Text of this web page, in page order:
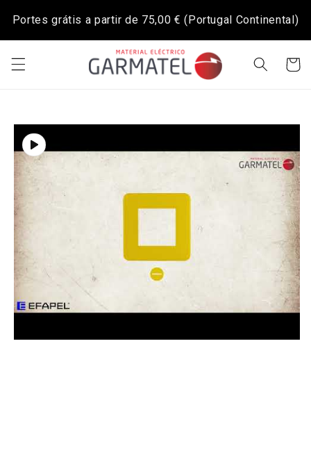
Portes grátis a partir de 75,00 € (Portugal Continental)
para o
conteúdo
informação
do produto